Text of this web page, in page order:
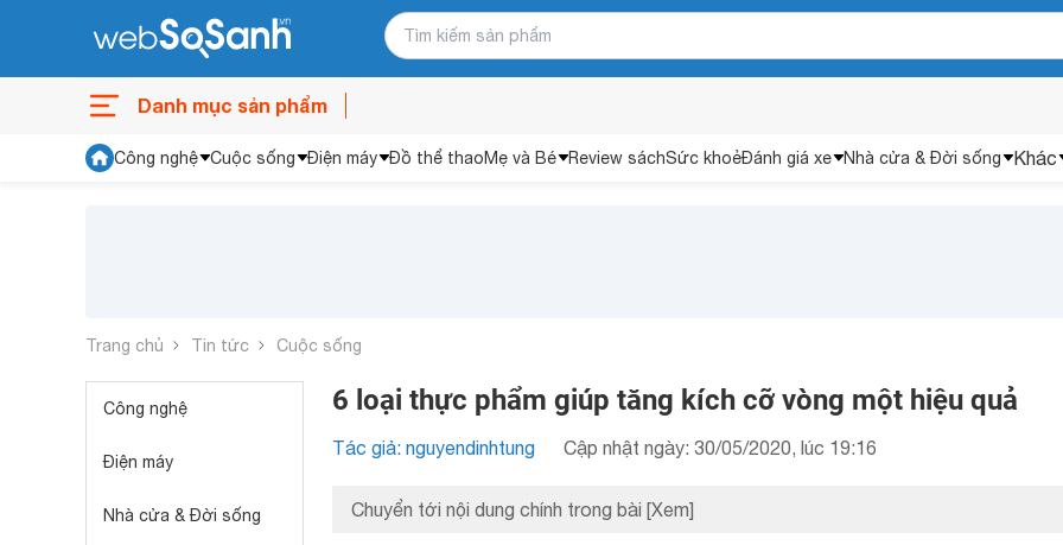
Danh mục sản phẩm
Công nghệ Cuộc sống Điện máy Đồ thể thaoMẹ và Bé Review sáchSức khoẻĐánh giá xe Nhà cửa & Đời sống Khác
Trang chủ Tin tức Cuộc sống
Công nghệ
Điện máy
Nhà cửa & Đời sống
6 loại thực phẩm giúp tăng kích cỡ vòng một hiệu quả
Tác giả: nguyendinhtung Cập nhật ngày: 30/05/2020, lúc 19:16
Chuyển tới nội dung chính trong bài [Xem]